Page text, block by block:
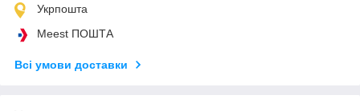
Укрпошта
Meest ПОШТА
Всі умови доставки